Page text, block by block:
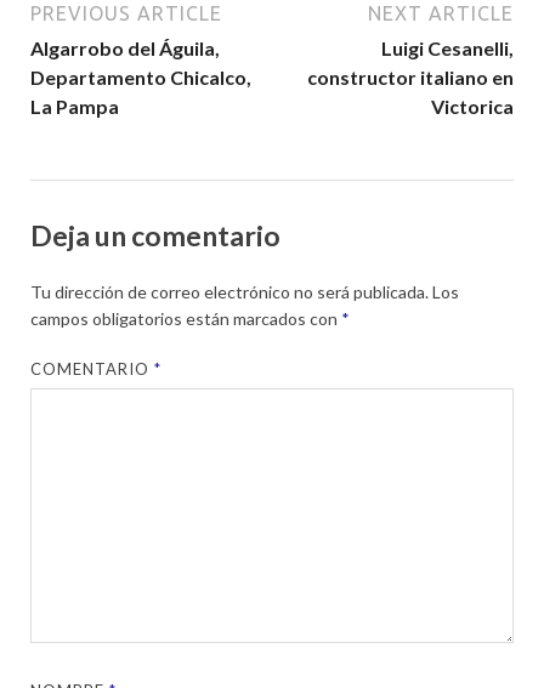
PREVIOUS ARTICLE
Algarrobo del Águila,
Departamento Chicalco,
La Pampa
NEXT ARTICLE
Luigi Cesanelli,
constructor italiano en
Victorica
Deja un comentario
Tu dirección de correo electrónico no será publicada.Los
campos obligatorios están marcados con *
COMENTARIO*